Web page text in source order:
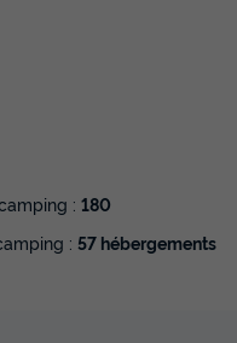
: 180
: 57 hébergements